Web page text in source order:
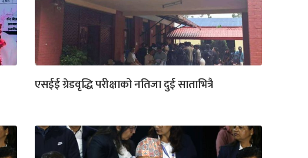
एसईई ग्रेडवृद्धि परीक्षाको नतिजा दुई साताभित्रै